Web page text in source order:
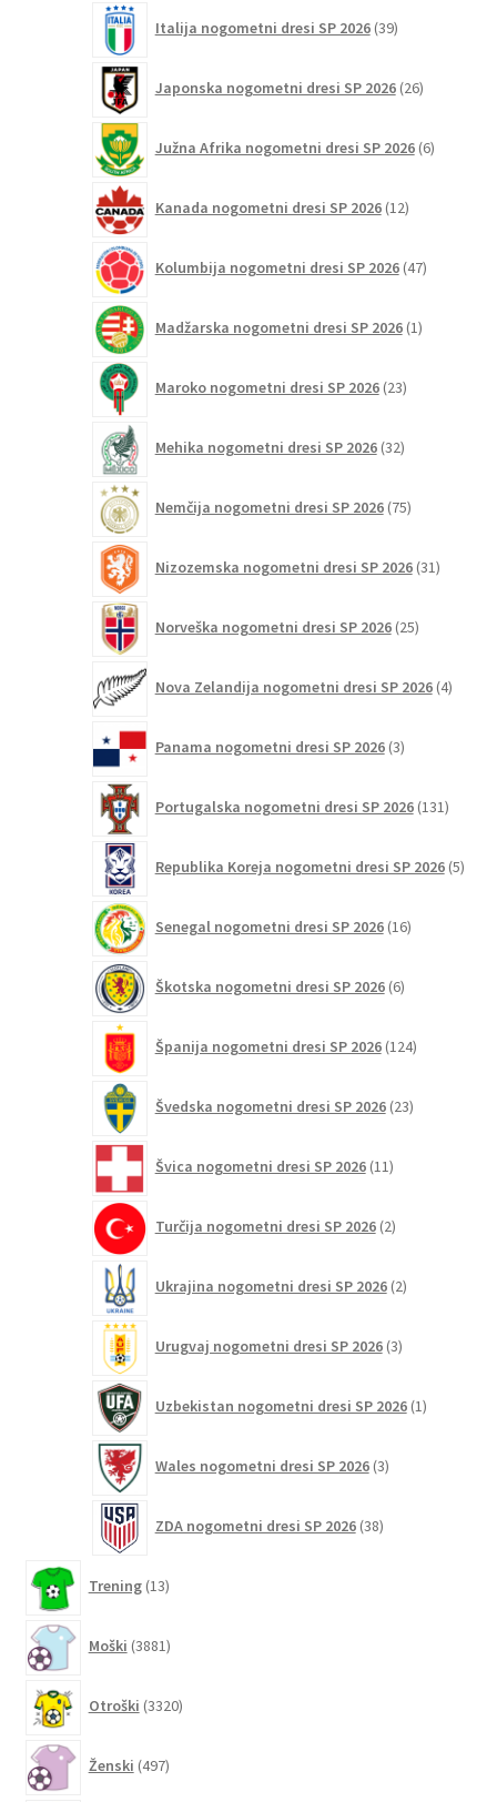
Italija nogometni dresi SP 2026 39izdelkov
Japonska nogometni dresi SP 2026 26izdelkov
Južna Afrika nogometni dresi SP 2026 6izdelkov
Kanada nogometni dresi SP 2026 12izdelkov
Kolumbija nogometni dresi SP 2026 47izdelkov
Madžarska nogometni dresi SP 2026 1izdelek
Maroko nogometni dresi SP 2026 23izdelkov
Mehika nogometni dresi SP 2026 32izdelkov
Nemčija nogometni dresi SP 2026 75izdelkov
Nizozemska nogometni dresi SP 2026 31izdelkov
Norveška nogometni dresi SP 2026 25izdelkov
Nova Zelandija nogometni dresi SP 2026 4izdelki
Panama nogometni dresi SP 2026 3izdelki
Portugalska nogometni dresi SP 2026 131
Republika Koreja nogometni dresi SP 2026 5
Senegal nogometni dresi SP 2026 16izdelkov
Škotska nogometni dresi SP 2026 6izdelkov
Španija nogometni dresi SP 2026 124izdelkov
Švedska nogometni dresi SP 2026 23izdelkov
Švica nogometni dresi SP 2026 11izdelkov
Turčija nogometni dresi SP 2026 2izdelka
Ukrajina nogometni dresi SP 2026 2izdelka
Urugvaj nogometni dresi SP 2026 3izdelki
Uzbekistan nogometni dresi SP 2026 1izdelek
Wales nogometni dresi SP 2026 3izdelki
ZDA nogometni dresi SP 2026 38izdelkov
Trening 13izdelkov
Moški 3881izdelkov
Otroški 3320izdelkov
Ženski 497izdelkov